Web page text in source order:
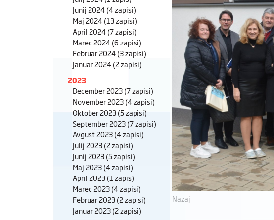
Junij 2024(4 zapisi)
Maj 2024(13 zapisi)
April 2024(7 zapisi)
Marec 2024(6 zapisi)
Februar 2024(3 zapisi)
Januar 2024(2 zapisi)
2023
December 2023(7 zapisi)
November 2023(4 zapisi)
Oktober 2023(5 zapisi)
September 2023(7 zapisi)
Avgust 2023(4 zapisi)
Julij 2023(2 zapisi)
Junij 2023(5 zapisi)
Maj 2023(4 zapisi)
April 2023(1 zapis)
Marec 2023(4 zapisi)
Februar 2023(2 zapisi)
Januar 2023(2 zapisi)
Nazaj